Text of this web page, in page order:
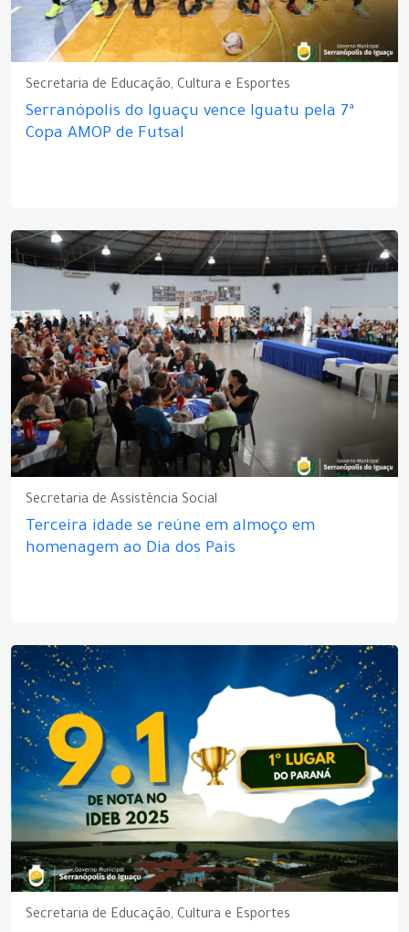
Secretaria de Educação, Cultura e Esportes
Serranópolis do Iguaçu vence Iguatu pela 7ª
Copa AMOP de Futsal
Secretaria de Assistência Social
Terceira idade se reúne em almoço em
homenagem ao Dia dos Pais
Secretaria de Educação, Cultura e Esportes